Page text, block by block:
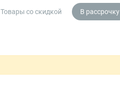
Товары со скидкой В рассрочку